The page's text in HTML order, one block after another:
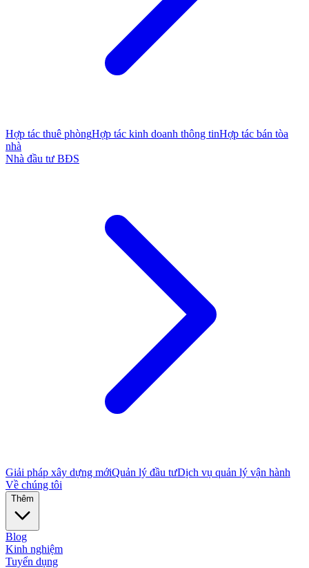
Hợp tác thuê phòngHợp tác kinh doanh thông tinHợp tác bán tòa
nhà
Nhà đầu tư BĐS
Giải pháp xây dựng mớiQuản lý đầu tưDịch vụ quản lý vận hành
Về chúng tôi
Thêm
Blog
Kinh nghiệm
Tuyển dụng